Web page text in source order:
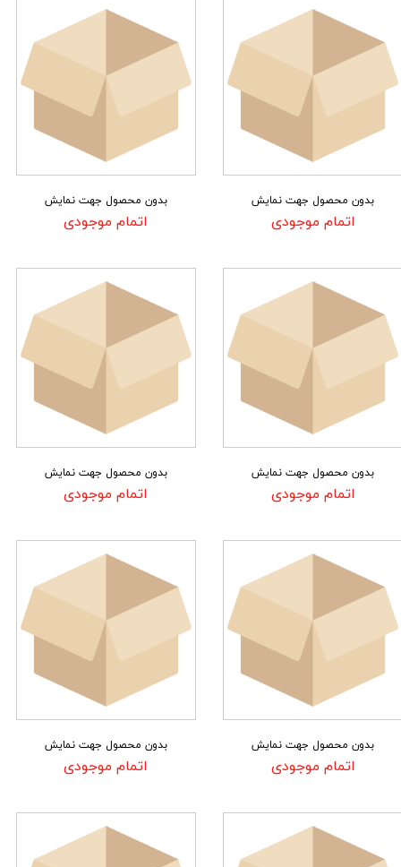
بدون محصول جهت نمایش
اتمام موجودی
بدون محصول جهت نمایش
اتمام موجودی
بدون محصول جهت نمایش
اتمام موجودی
بدون محصول جهت نمایش
اتمام موجودی
بدون محصول جهت نمایش
اتمام موجودی
بدون محصول جهت نمایش
اتمام موجودی